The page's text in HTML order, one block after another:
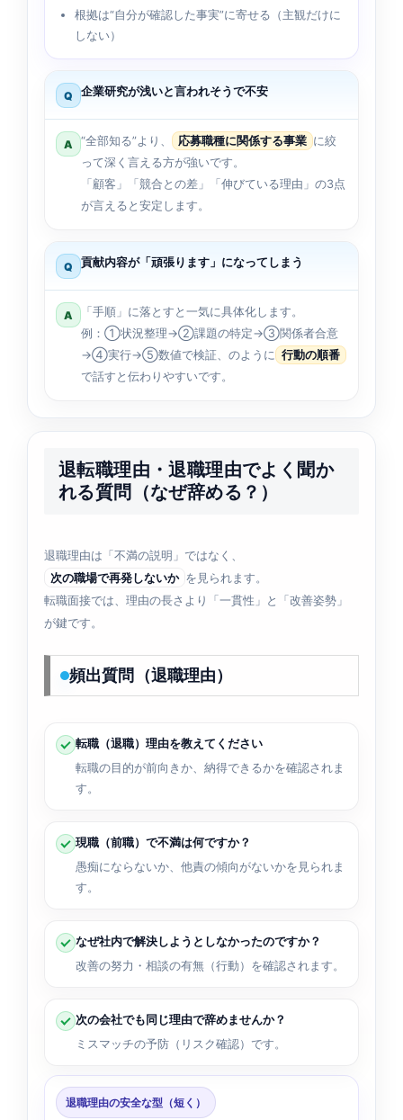
根拠は“自分が確認した事実”に寄せる（主観だけに
しない）
Q 企業研究が浅いと言われそうで不安
A “全部知る”より、 応募職種に関係する事業 に絞
って深く言える方が強いです。
「顧客」「競合との差」「伸びている理由」の3点
が言えると安定します。
Q 貢献内容が「頑張ります」になってしまう
A
「手順」に落とすと一気に具体化します。
例：①状況整理→②課題の特定→③関係者合意
→④実行→⑤数値で検証、のように 行動の順番
で話すと伝わりやすいです。
退転職理由・退職理由でよく聞か
れる質問（なぜ辞める？）
退職理由は「不満の説明」ではなく、
次の職場で再発しないか を見られます。
転職面接では、理由の長さより「一貫性」と「改善姿勢」
が鍵です。
頻出質問（退職理由）
転職（退職）理由を教えてください
転職の目的が前向きか、納得できるかを確認されま
す。
現職（前職）で不満は何ですか？
愚痴にならないか、他責の傾向がないかを見られま
す。
なぜ社内で解決しようとしなかったのですか？
改善の努力・相談の有無（行動）を確認されます。
次の会社でも同じ理由で辞めませんか？
ミスマッチの予防（リスク確認）です。
退職理由の安全な型（短く）